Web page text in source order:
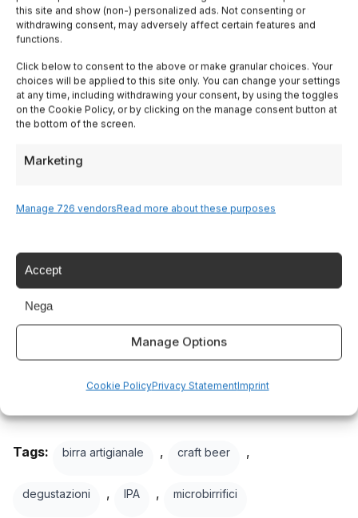
this site and show (non-) personalized ads. Not consenting or
withdrawing consent, may adversely affect certain features and
functions.
Click below to consent to the above or make granular choices. Your
choices will be applied to this site only. You can change your settings
at any time, including withdrawing your consent, by using the toggles
on the Cookie Policy, or by clicking on the manage consent button at
the bottom of the screen.
Marketing
Manage 726 vendorsRead more about these purposes
Accept
Nega
Manage Options
Cookie PolicyPrivacy StatementImprint
(non è filtrata) — non è un difetto
Prezzo
euro alla spina. Se costa 2 euro non è
artigianale
Scadenza: le birre artigianali non pastorizzate
etichetta)
Per un tour della birra artigianale,prenota un hotel
volo e
in zone rurali. Le
includono visite ai birrifici con degustazione
guidata.
Tags: birra artigianale , craft beer ,
degustazioni , IPA , microbirrifici